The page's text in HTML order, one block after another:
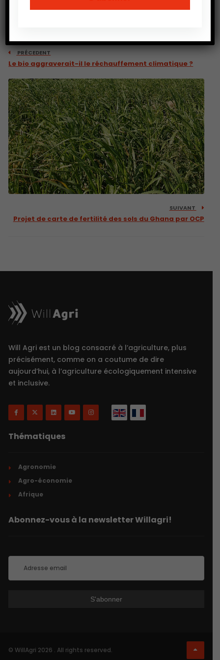
PRÉCEDENT
Le bio aggraverait-il le réchauffement climatique ?
SUIVANT
Projet de carte de fertilité des sols du Ghana par OCP
Will Agri est un blog consacré à l’agriculture, plus
précisément, comme on a coutume de dire
aujourd’hui, à l’agriculture écologiquement intensive
et inclusive.
Thématiques
Agronomie
Agro-économie
Afrique
Abonnez-vous à la newsletter Willagri!
© WillAgri 2026 . All rights reserved.